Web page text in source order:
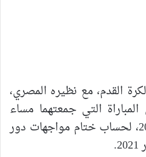
القدم، مع نظيره المصري،
التي جمعتهما مساء
اليوم الثلاثاء 7 دجنبر 2021، لحساب ختام مواجهات دور